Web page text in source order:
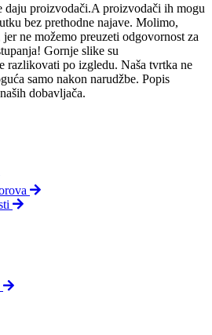
daju proizvodači.A proizvodači ih mogu
bez prethodne najave. Molimo,
ne možemo preuzeti odgovornost za
Gornje slike su
razlikovati po izgledu. Naša tvrtka ne
samo nakon narudžbe. Popis
dobavljača.